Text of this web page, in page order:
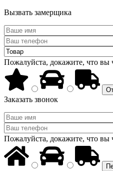
Вызвать замерщика
Пожалуйста, докажите, что вы
Заказать звонок
Пожалуйста, докажите, что вы